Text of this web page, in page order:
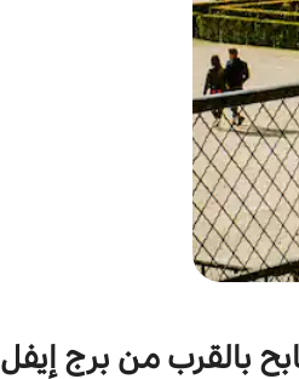
بالقرب من برج إيفل